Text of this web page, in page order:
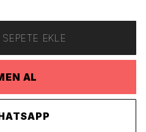
SEPETE EKLE
AL